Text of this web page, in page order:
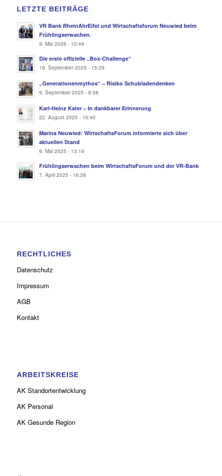
LETZTE BEITRÄGE
VR Bank RheinAhrEifel und Wirtschaftsforum Neuwied beim
Frühlingserwachen.
9. Mai 2026 - 10:49
Die erste offizielle „Box-Challenge“
19. September 2025 - 15:29
„Generationenmythos“ – Risiko Schubladendenken
9. September 2025 - 8:58
Karl-Heinz Kater – In dankbarer Erinnerung
22. August 2025 - 10:40
Marina Neuwied: WirtschaftsForum informierte sich über
aktuellen Stand
9. Mai 2025 - 13:19
Frühlingserwachen beim WirtschaftsForum und der VR-Bank
7. April 2025 - 16:26
RECHTLICHES
Datenschutz
Impressum
AGB
Kontakt
ARBEITSKREISE
AK Standortentwicklung
AK Personal
AK Gesunde Region